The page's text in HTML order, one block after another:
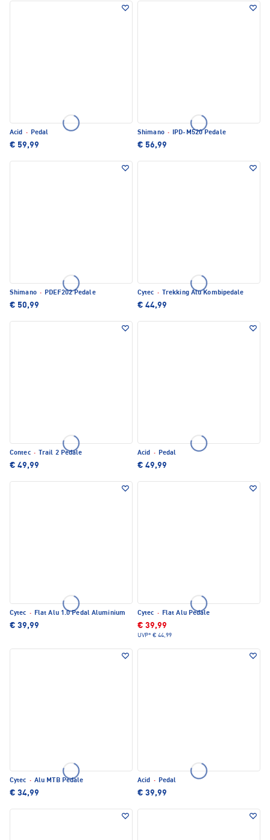
Acid · Pedal
€ 59,99
Shimano · IPD-M520 Pedale
€ 56,99
Shimano · PDEF202 Pedale
€ 50,99
Cytec · Trekking Alu Kombipedale
€ 44,99
Contec · Trail 2 Pedale
€ 49,99
Acid · Pedal
€ 49,99
Cytec · Flat Alu 1.0 Pedal Aluminium
€ 39,99
Cytec · Flat Alu Pedale
€ 39,99
UVP* € 44,99
Cytec · Alu MTB Pedale
€ 34,99
Acid · Pedal
€ 39,99